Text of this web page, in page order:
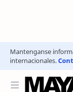
Mantenganse
internacionales.